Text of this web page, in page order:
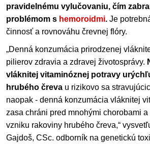
pravidelnému vylučovaniu, čím
problémom s hemoroidmi. Je
činnosť a rovnováhu črevnej flóry.
„Denná konzumácia prirodzenej
pilierov zdravia a zdravej životosprávy.
vláknitej vitaminóznej potravy
hrubého čreva u rizikovo sa
naopak - denná konzumácia vláknitej
zasa chráni pred mnohými chorobami
vzniku rakoviny hrubého čreva,“
Gajdoš, CSc. odborník na genetickú